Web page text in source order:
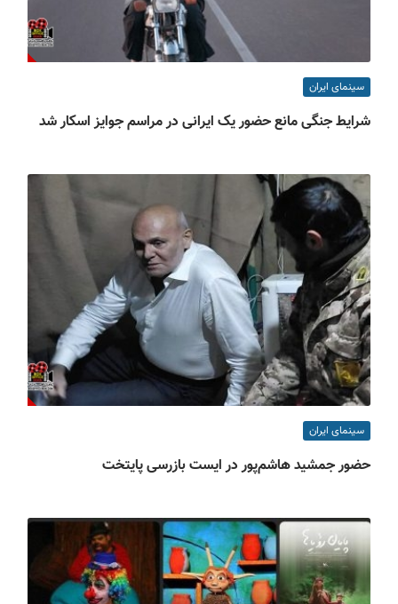
سینمای ایران
شرایط جنگی مانع حضور یک ایرانی در مراسم جوایز اسکار شد
سینمای ایران
حضور جمشید هاشم‌پور در ایست بازرسی پایتخت